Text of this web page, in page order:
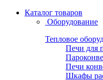
Каталог товаров
Оборудование
Тепловое
Печи для
Печи
Шкафы